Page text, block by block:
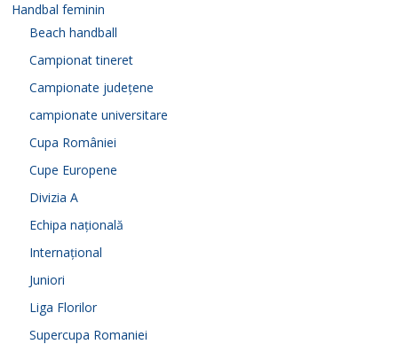
Handbal feminin
Beach handball
Campionat tineret
Campionate județene
campionate universitare
Cupa României
Cupe Europene
Divizia A
Echipa națională
Internațional
Juniori
Liga Florilor
Supercupa Romaniei